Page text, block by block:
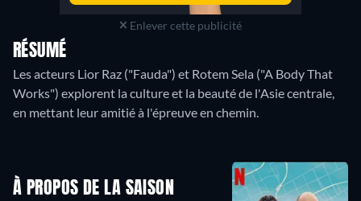
Enlever cette publicité
RÉSUMÉ
Les acteurs Lior Raz ("Fauda") et Rotem Sela ("A Body That
Works") explorent la culture et la beauté de l'Asie centrale,
en mettant leur amitié à l'épreuve en chemin.
À PROPOS DE LA SAISON